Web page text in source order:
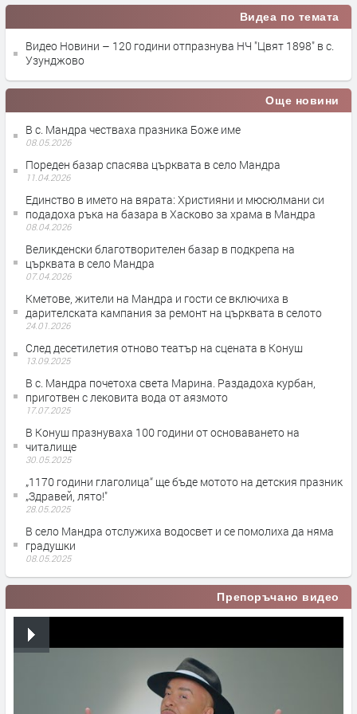
Видеа по темата
Видео Новини – 120 години отпразнува НЧ "Цвят 1898" в с.
Узунджово
Още новини
В с. Мандра честваха празника Боже име
08.05.2026
Пореден базар спасява църквата в село Мандра
11.04.2026
Единство в името на вярата: Християни и мюсюлмани си
подадоха ръка на базара в Хасково за храма в Мандра
08.04.2026
Великденски благотворителен базар в подкрепа на
църквата в село Мандра
07.04.2026
Кметове, жители на Мандра и гости се включиха в
дарителската кампания за ремонт на църквата в селото
24.01.2026
След десетилетия отново театър на сцената в Конуш
13.09.2025
В с. Мандра почетоха света Марина. Раздадоха курбан,
приготвен с лековита вода от аязмото
17.07.2025
В Конуш празнуваха 100 години от основаването на
читалище
30.05.2025
„1170 години глаголица“ ще бъде мотото на детския празник
„Здравей, лято!"
28.05.2025
В село Мандра отслужиха водосвет и се помолиха да няма
градушки
08.05.2025
Препоръчано видео